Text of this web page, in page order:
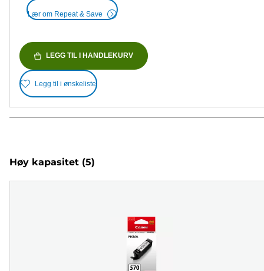
Lær om Repeat & Save
LEGG TIL I HANDLEKURV
Legg til i ønskeliste
Høy kapasitet (5)